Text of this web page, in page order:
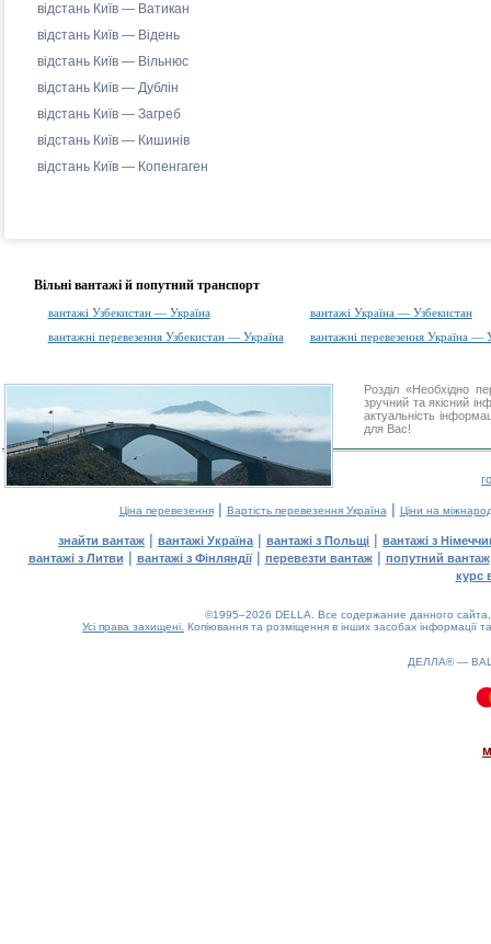
відстань Київ — Ватикан
відстань Київ — Відень
відстань Київ — Вільнюс
відстань Київ — Дублін
відстань Київ — Загреб
відстань Київ — Кишинів
відстань Київ — Копенгаген
Вільні вантажі й попутний транспорт
вантажі Узбекистан — Україна
вантажі Україна — Узбекистан
вантажні перевезення Узбекистан — Україна
вантажні перевезення Україна —
Розділ «Необхідно
зручний та якісний
актуальність
для Вас!
Ціна перевезення| Вартість перевезення Україна | Ціни на
знайти вантаж | вантажі Україна | вантажі з Польщі | вантажі з
вантажі з Литви | вантажі з Фінляндії| перевезти вантаж| попутний вантаж
курс
©1995–2026 DELLA. Все содержание данного
Усі права захищені. Копіювання та розміщення в інших засобах інформації
ДЕЛЛА® —